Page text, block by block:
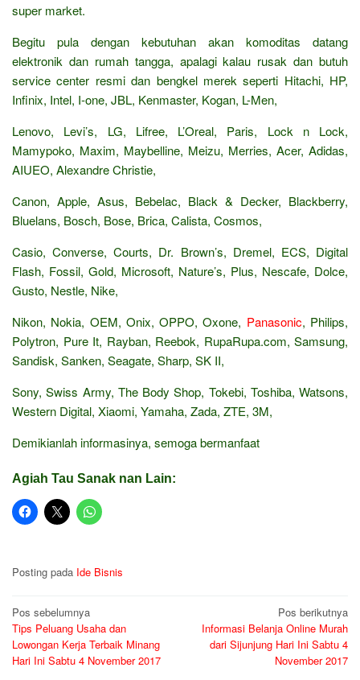
super market.
Begitu pula dengan kebutuhan akan komoditas datang
elektronik dan rumah tangga, apalagi kalau rusak dan butuh
service center resmi dan bengkel merek seperti Hitachi, HP,
Infinix, Intel, I-one, JBL, Kenmaster, Kogan, L-Men,
Lenovo, Levi’s, LG, Lifree, L’Oreal, Paris, Lock n Lock,
Mamypoko, Maxim, Maybelline, Meizu, Merries, Acer, Adidas,
AIUEO, Alexandre Christie,
Canon, Apple, Asus, Bebelac, Black & Decker, Blackberry,
Bluelans, Bosch, Bose, Brica, Calista, Cosmos,
Casio, Converse, Courts, Dr. Brown’s, Dremel, ECS, Digital
Flash, Fossil, Gold, Microsoft, Nature’s, Plus, Nescafe, Dolce,
Gusto, Nestle, Nike,
Nikon, Nokia, OEM, Onix, OPPO, Oxone, Panasonic, Philips,
Polytron, Pure It, Rayban, Reebok, RupaRupa.com, Samsung,
Sandisk, Sanken, Seagate, Sharp, SK II,
Sony, Swiss Army, The Body Shop, Tokebi, Toshiba, Watsons,
Western Digital, Xiaomi, Yamaha, Zada, ZTE, 3M,
Demikianlah informasinya, semoga bermanfaat
Agiah Tau Sanak nan Lain:
Posting pada Ide Bisnis
Navigasi
pos
Pos sebelumnya
Tips Peluang Usaha dan
Lowongan Kerja Terbaik Minang
Hari Ini Sabtu 4 November 2017
Pos berikutnya
Informasi Belanja Online Murah
dari Sijunjung Hari Ini Sabtu 4
November 2017